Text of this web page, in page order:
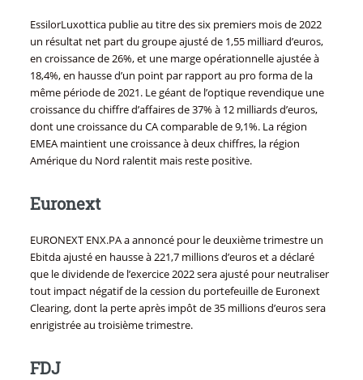
EssilorLuxottica publie au titre des six premiers mois de 2022
un résultat net part du groupe ajusté de 1,55 milliard d’euros,
en croissance de 26%, et une marge opérationnelle ajustée à
18,4%, en hausse d’un point par rapport au pro forma de la
même période de 2021. Le géant de l’optique revendique une
croissance du chiffre d’affaires de 37% à 12 milliards d’euros,
dont une croissance du CA comparable de 9,1%. La région
EMEA maintient une croissance à deux chiffres, la région
Amérique du Nord ralentit mais reste positive.
Euronext
EURONEXT ENX.PA a annoncé pour le deuxième trimestre un
Ebitda ajusté en hausse à 221,7 millions d’euros et a déclaré
que le dividende de l’exercice 2022 sera ajusté pour neutraliser
tout impact négatif de la cession du portefeuille de Euronext
Clearing, dont la perte après impôt de 35 millions d’euros sera
enrigistrée au troisième trimestre.
FDJ